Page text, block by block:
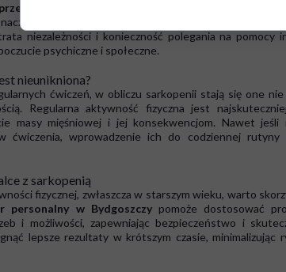
cukrzycy typu 2 i osteoporozy.
niezależności i konieczność polegania na pomocy
psychiczne i społeczne.
nieunikniona?
ćwiczeń, w obliczu sarkopenii stają się one
Regularna aktywność fizyczna jest
masy mięśniowej i jej konsekwencjom. Nawet jeśli
ćwiczenia, wprowadzenie ich do codziennej rutyny
z sarkopenią
fizycznej, zwłaszcza w starszym wieku, warto
personalny w Bydgoszczypomoże dostosować
i możliwości, zapewniając bezpieczeństwo i
lepsze rezultaty w krótszym czasie, minimalizując